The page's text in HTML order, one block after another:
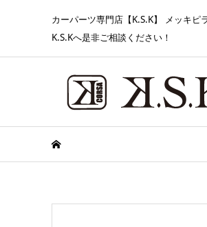
カーパーツ専門店【K.S.K】 メッキ
K.S.Kへ是非ご相談ください！